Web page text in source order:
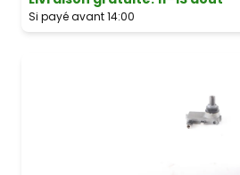
Si payé avant 14:00